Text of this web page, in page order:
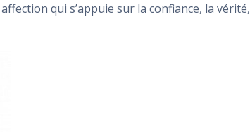
qui s’appuie sur la confiance, la vérité,